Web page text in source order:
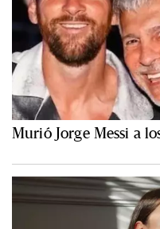
Murió Jorge Messi a